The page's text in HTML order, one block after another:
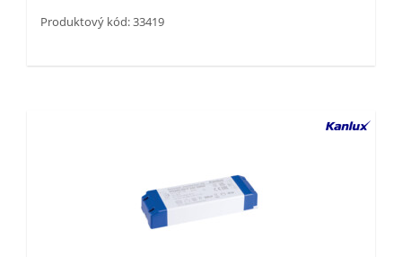
Produktový kód: 33419